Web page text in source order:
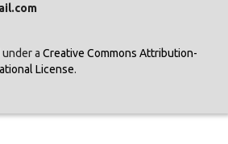
a Creative Commons Attribution-
License.